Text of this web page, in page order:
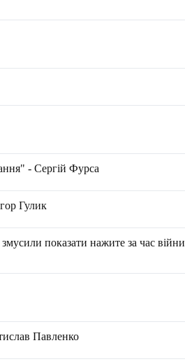
- Сергій Фурса
Гулик
показати нажите за час війни
Павленко